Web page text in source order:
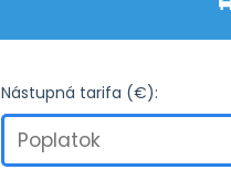
Nástupná tarifa (€):